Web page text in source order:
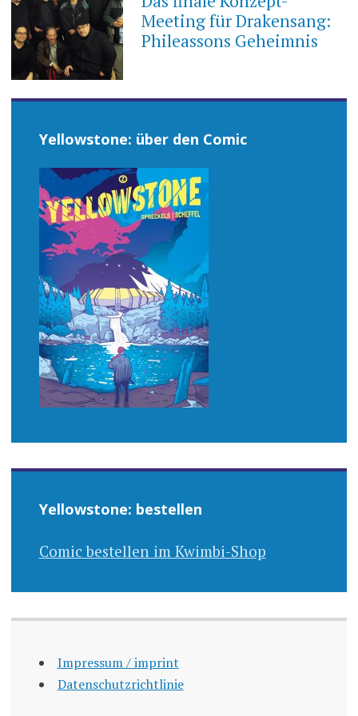
Meeting für Drakensang:
Phileassons Geheimnis
Yellowstone: über den Comic
Yellowstone: bestellen
Comic bestellen im Kwimbi-Shop
Impressum / imprint
Datenschutzrichtlinie